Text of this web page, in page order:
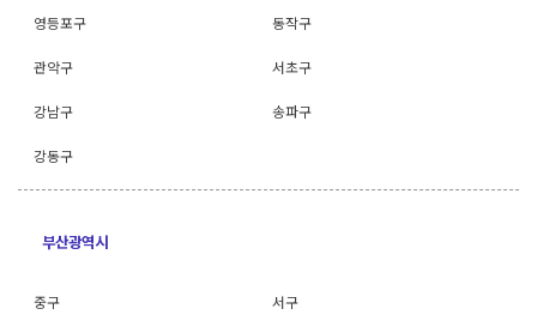
영등포구 동작구
관악구 서초구
강남구 송파구
강동구
부산광역시
중구 서구